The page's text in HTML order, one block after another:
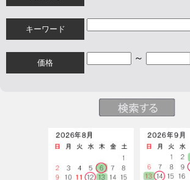
キーワード
価格 ～